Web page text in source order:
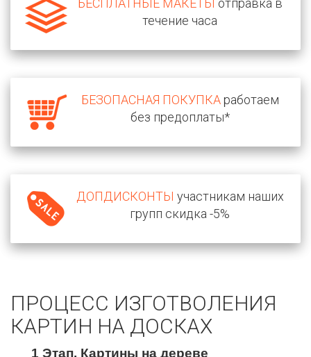
БЕСПЛАТНЫЕ МАКЕТЫ отправка в
течение часа
БЕЗОПАСНАЯ ПОКУПКАработаем
без предоплаты*
ДОПДИСКОНТЫ участникам наших
групп скидка -5%
ПРОЦЕСС ИЗГОТВОЛЕНИЯ
КАРТИН НА ДОСКАХ
1 Этап. Картины на дереве